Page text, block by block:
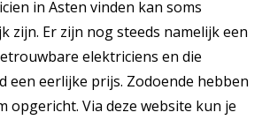
in Asten vinden kan soms
zijn. Er zijn nog steeds namelijk een
elektriciens en die
een eerlijke prijs. Zodoende hebben
opgericht. Via deze website kun je